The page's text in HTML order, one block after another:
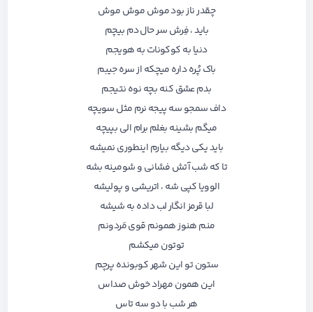
چقدر ناز بود موش موش موش
باید ، فِرش سر حال دم بیچم
دنیا به کوکونات به هویجم
باک پُره داره میچکه از سره جیبم
بدم عشق کنه بچه نوه نتیجم
داف سمجو سه پیجه نرم مثل سویچه
میگم بشینه بغلم برام الی بپیچه
باید یکی دیگه بیارم اینطوری نمیشه
تا که شب آتش فشانی و شومینه بشه
الوویا کپی شه ، اتریشی و پولیشه
لبا قرمز انگار لب داده به شیشه
منم هنوز همونم قوی مَردونم
توتون میکشم
ستون تو این شهر کوبونده پرچم
این همون مهراد خوش صداس
هر شب با دو سه تاس